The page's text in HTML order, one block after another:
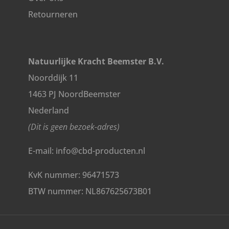
Retourneren
Natuurlijke Kracht Beemster B.V.
Noorddijk 11
1463 PJ NoordBeemster
Nederland
(Dit is geen bezoek-adres)
E-mail: info@cbd-producten.nl
KvK nummer: 96471573
BTW nummer: NL867625673B01